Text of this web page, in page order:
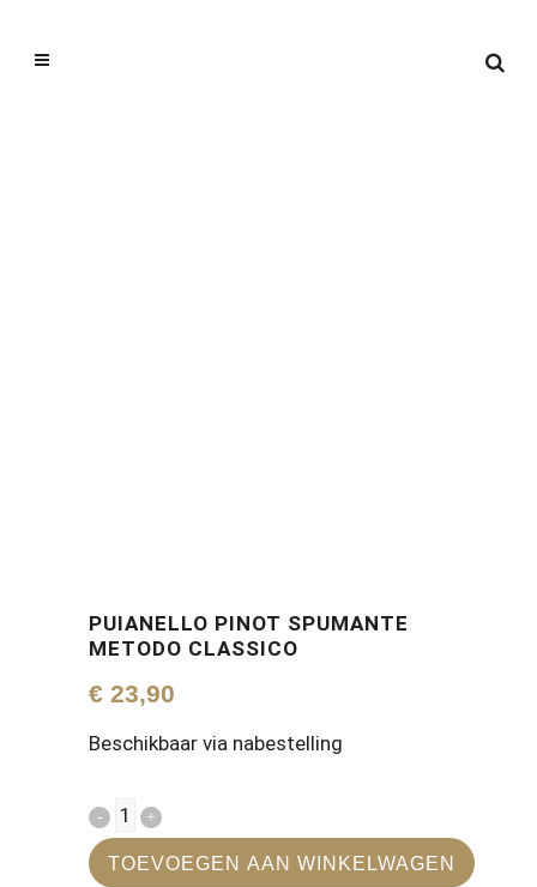
PUIANELLO PINOT SPUMANTE
METODO CLASSICO
€ 23,90
Beschikbaar via nabestelling
Puianello
Pinot
TOEVOEGEN AAN WINKELWAGEN